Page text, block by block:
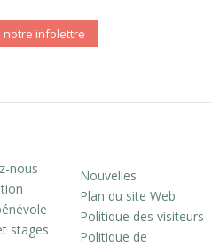
notre infolettre
nous
stages
Nouvelles
Plan du site Web
Politique des visiteurs
Politique de